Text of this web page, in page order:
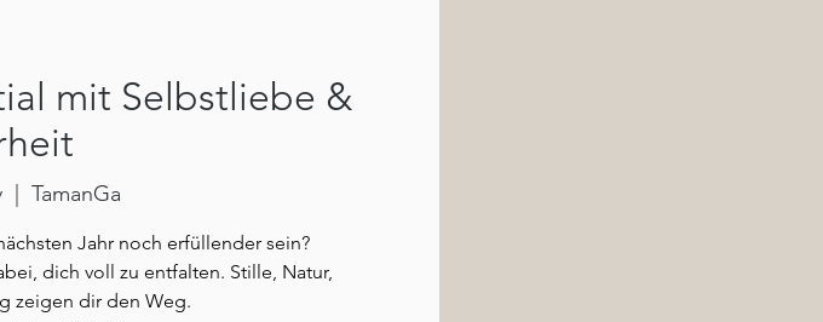
mit Selbstliebe &
TamanGa
Jahr noch erfüllender sein?
dich voll zu entfalten. Stille, Natur,
zeigen dir den Weg.